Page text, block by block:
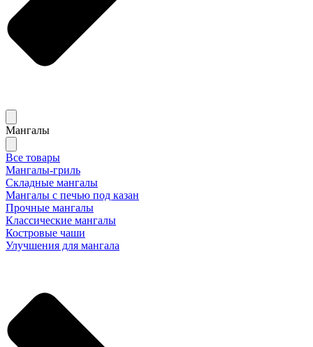
Мангалы
Все товары
Мангалы-гриль
Складные мангалы
Мангалы с печью под казан
Прочные мангалы
Классические мангалы
Костровые чаши
Улучшения для мангала